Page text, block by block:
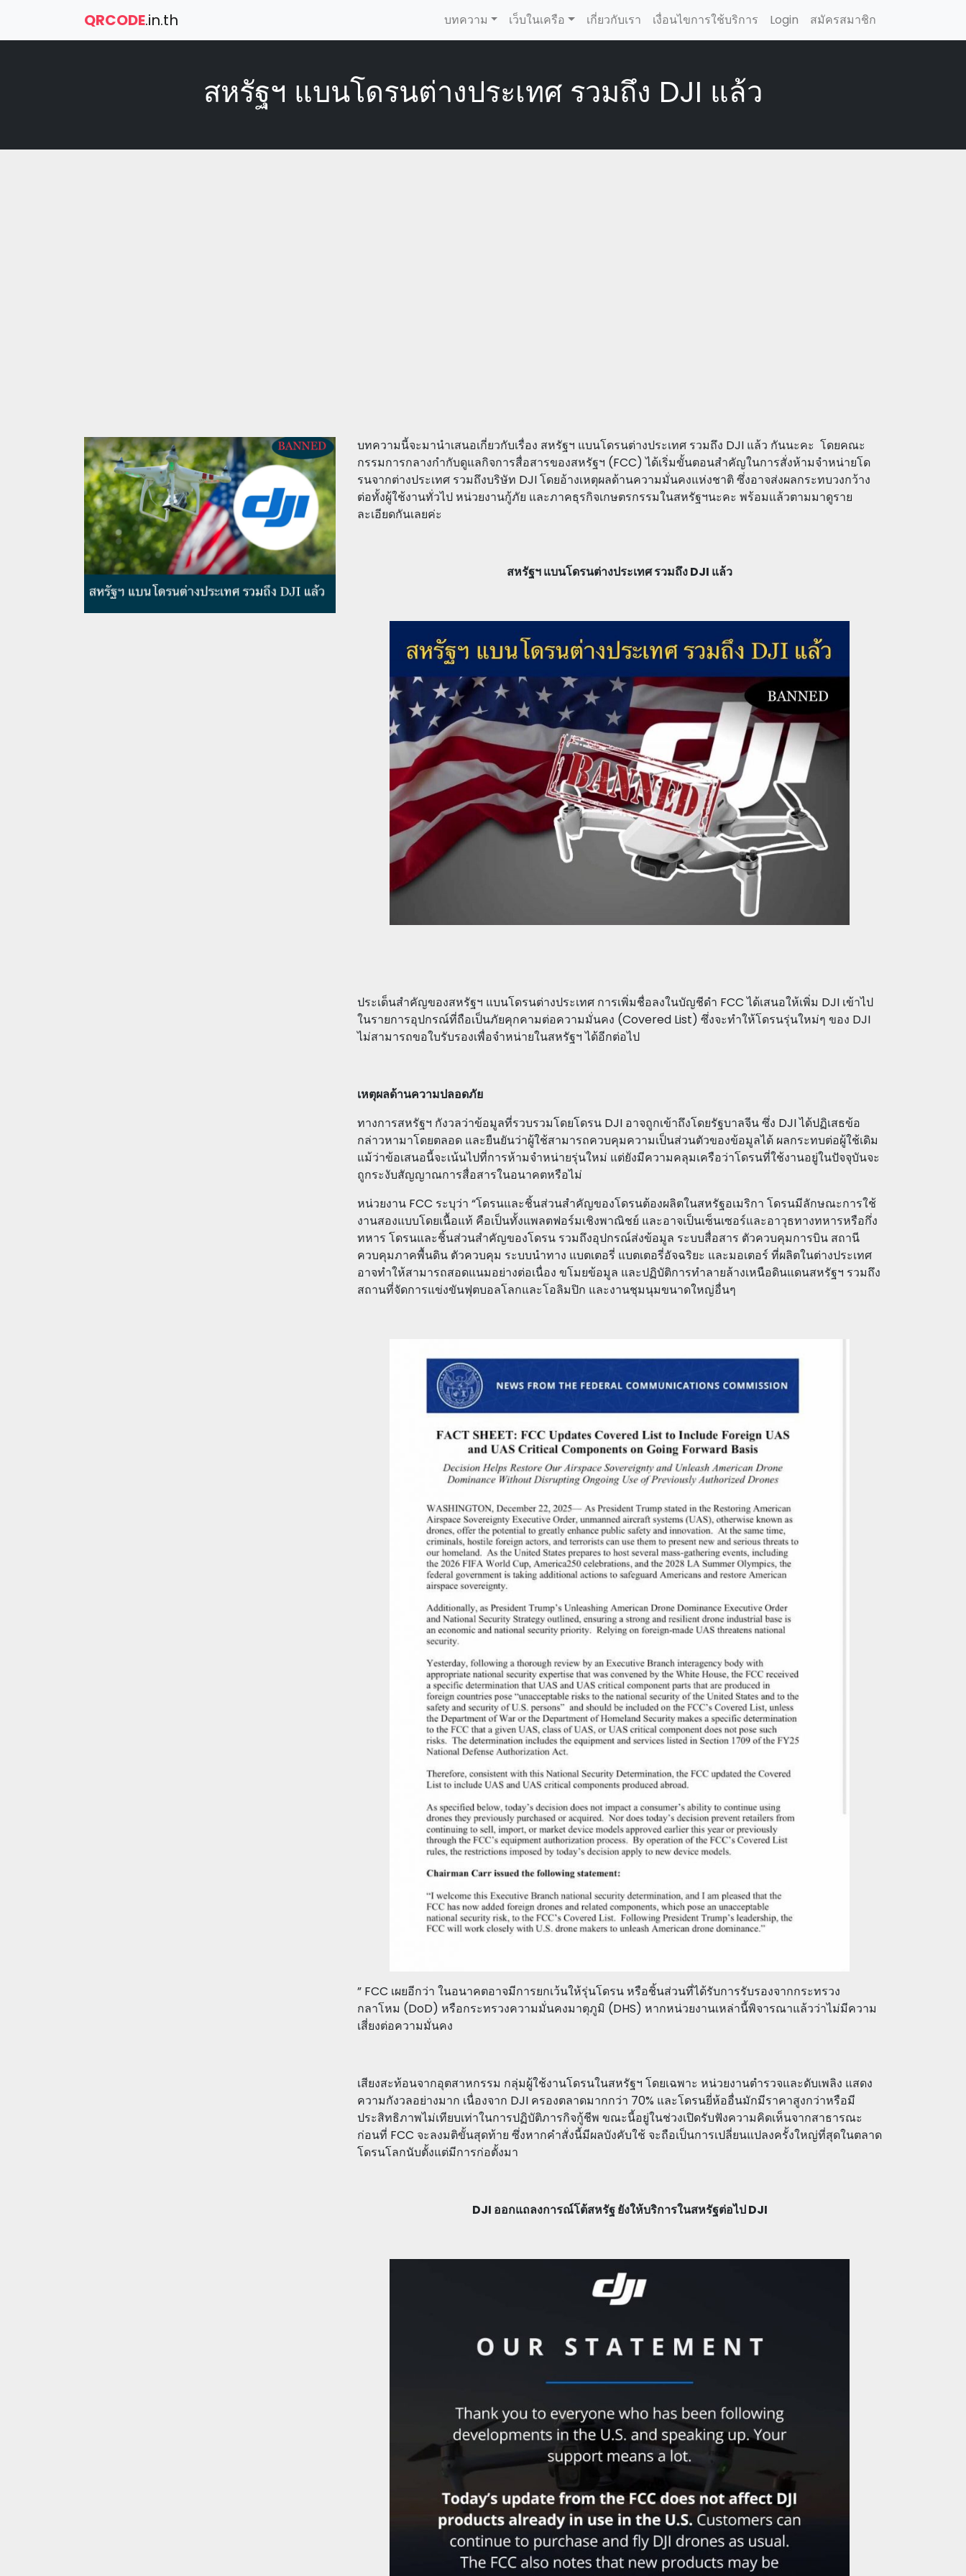
QRCODE.in.th บทความ เว็บในเครือ เกี่ยวกับเรา เงื่อนไขการใช้บริการ Login สมัครสมาชิก
สหรัฐฯ แบนโดรนต่างประเทศ รวมถึง DJI แล้ว
บทความนี้จะมานำเสนอเกี่ยวกับเรื่อง สหรัฐฯ แบนโดรนต่างประเทศ รวมถึง DJI แล้ว กันนะคะ โดยคณะ
กรรมการกลางกำกับดูแลกิจการสื่อสารของสหรัฐฯ (FCC) ได้เริ่มขั้นตอนสำคัญในการสั่งห้ามจำหน่ายโด
รนจากต่างประเทศ รวมถึงบริษัท DJI โดยอ้างเหตุผลด้านความมั่นคงแห่งชาติ ซึ่งอาจส่งผลกระทบวงกว้าง
ต่อทั้งผู้ใช้งานทั่วไป หน่วยงานกู้ภัย และภาคธุรกิจเกษตรกรรมในสหรัฐฯนะคะ พร้อมแล้วตามมาดูราย
ละเอียดกันเลยค่ะ
สหรัฐฯ แบนโดรนต่างประเทศ รวมถึง DJI แล้ว
ประเด็นสำคัญของสหรัฐฯ แบนโดรนต่างประเทศ การเพิ่มชื่อลงในบัญชีดำ FCC ได้เสนอให้เพิ่ม DJI เข้าไป
ในรายการอุปกรณ์ที่ถือเป็นภัยคุกคามต่อความมั่นคง (Covered List) ซึ่งจะทำให้โดรนรุ่นใหม่ๆ ของ DJI
ไม่สามารถขอใบรับรองเพื่อจำหน่ายในสหรัฐฯ ได้อีกต่อไป
เหตุผลด้านความปลอดภัย
ทางการสหรัฐฯ กังวลว่าข้อมูลที่รวบรวมโดยโดรน DJI อาจถูกเข้าถึงโดยรัฐบาลจีน ซึ่ง DJI ได้ปฏิเสธข้อ
กล่าวหามาโดยตลอด และยืนยันว่าผู้ใช้สามารถควบคุมความเป็นส่วนตัวของข้อมูลได้ ผลกระทบต่อผู้ใช้เดิม
แม้ว่าข้อเสนอนี้จะเน้นไปที่การห้ามจำหน่ายรุ่นใหม่ แต่ยังมีความคลุมเครือว่าโดรนที่ใช้งานอยู่ในปัจจุบันจะ
ถูกระงับสัญญาณการสื่อสารในอนาคตหรือไม่
หน่วยงาน FCC ระบุว่า “โดรนและชิ้นส่วนสำคัญของโดรนต้องผลิตในสหรัฐอเมริกา โดรนมีลักษณะการใช้
งานสองแบบโดยเนื้อแท้ คือเป็นทั้งแพลตฟอร์มเชิงพาณิชย์ และอาจเป็นเซ็นเซอร์และอาวุธทางทหารหรือกึ่ง
ทหาร โดรนและชิ้นส่วนสำคัญของโดรน รวมถึงอุปกรณ์ส่งข้อมูล ระบบสื่อสาร ตัวควบคุมการบิน สถานี
ควบคุมภาคพื้นดิน ตัวควบคุม ระบบนำทาง แบตเตอรี่ แบตเตอรี่อัจฉริยะ และมอเตอร์ ที่ผลิตในต่างประเทศ
อาจทำให้สามารถสอดแนมอย่างต่อเนื่อง ขโมยข้อมูล และปฏิบัติการทำลายล้างเหนือดินแดนสหรัฐฯ รวมถึง
สถานที่จัดการแข่งขันฟุตบอลโลกและโอลิมปิก และงานชุมนุมขนาดใหญ่อื่นๆ
” FCC เผยอีกว่า ในอนาคตอาจมีการยกเว้นให้รุ่นโดรน หรือชิ้นส่วนที่ได้รับการรับรองจากกระทรวง
กลาโหม (DoD) หรือกระทรวงความมั่นคงมาตุภูมิ (DHS) หากหน่วยงานเหล่านี้พิจารณาแล้วว่าไม่มีความ
เสี่ยงต่อความมั่นคง
เสียงสะท้อนจากอุตสาหกรรม กลุ่มผู้ใช้งานโดรนในสหรัฐฯ โดยเฉพาะ หน่วยงานตำรวจและดับเพลิง แสดง
ความกังวลอย่างมาก เนื่องจาก DJI ครองตลาดมากกว่า 70% และโดรนยี่ห้ออื่นมักมีราคาสูงกว่าหรือมี
ประสิทธิภาพไม่เทียบเท่าในการปฏิบัติภารกิจกู้ชีพ ขณะนี้อยู่ในช่วงเปิดรับฟังความคิดเห็นจากสาธารณะ
ก่อนที่ FCC จะลงมติขั้นสุดท้าย ซึ่งหากคำสั่งนี้มีผลบังคับใช้ จะถือเป็นการเปลี่ยนแปลงครั้งใหญ่ที่สุดในตลาด
โดรนโลกนับตั้งแต่มีการก่อตั้งมา
DJI ออกแถลงการณ์โต้สหรัฐ ยังให้บริการในสหรัฐต่อไป DJI